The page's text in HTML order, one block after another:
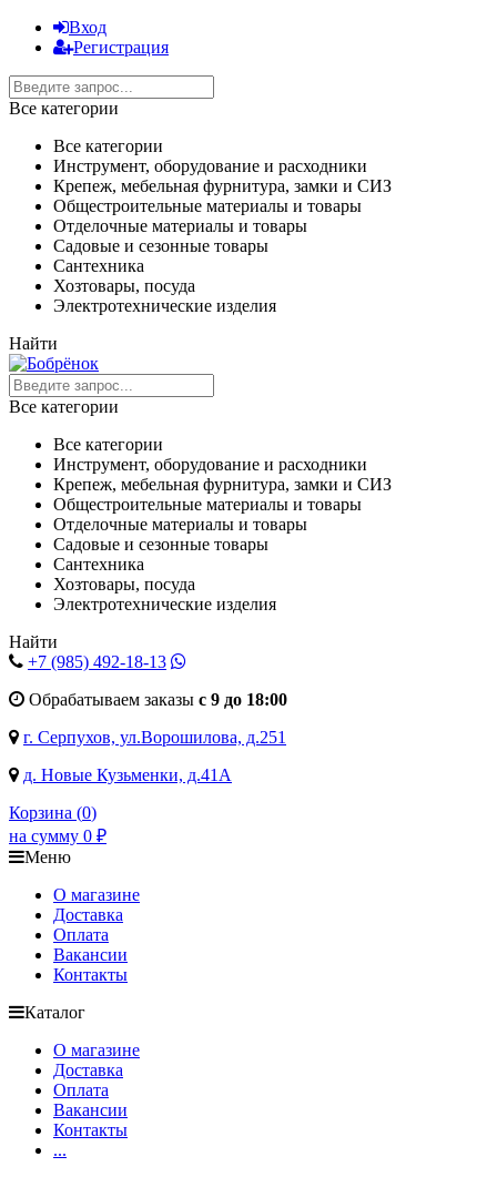
Вход
Регистрация
Все категории
Все категории
Инструмент, оборудование и расходники
Крепеж, мебельная фурнитура, замки и СИЗ
Общестроительные материалы и товары
Отделочные материалы и товары
Садовые и сезонные товары
Сантехника
Хозтовары, посуда
Электротехнические изделия
Найти
Все категории
Все категории
Инструмент, оборудование и расходники
Крепеж, мебельная фурнитура, замки и СИЗ
Общестроительные материалы и товары
Отделочные материалы и товары
Садовые и сезонные товары
Сантехника
Хозтовары, посуда
Электротехнические изделия
Найти
+7 (985) 492-18-13
Обрабатываем заказы с 9 до 18:00
г. Серпухов, ул.Ворошилова, д.251
д. Новые Кузьменки, д.41А
Корзина (0)
на сумму 0 ₽
Меню
О магазине
Доставка
Оплата
Вакансии
Контакты
Каталог
О магазине
Доставка
Оплата
Вакансии
Контакты
...